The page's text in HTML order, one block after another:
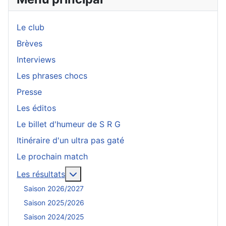
Le club
Brèves
Interviews
Les phrases chocs
Presse
Les éditos
Le billet d'humeur de S R G
Itinéraire d'un ultra pas gaté
Le prochain match
Les résultats
Saison 2026/2027
Saison 2025/2026
Saison 2024/2025